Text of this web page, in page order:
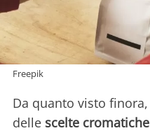
Freepik
Da quanto visto
delle scelte